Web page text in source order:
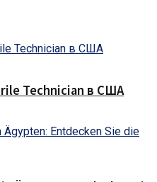
Technician в США